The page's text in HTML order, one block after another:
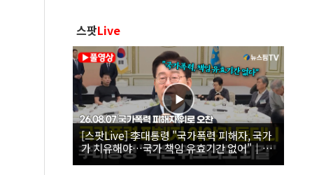
스팟Live
[스팟Live] 李대통령 "국가폭력 피해자, 국가
가 치유해야…국가 책임 유효기간 없어"｜
26.08.07 국가폭력 피해자 위로 오찬